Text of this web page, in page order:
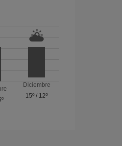
Diciembre
15º / 12º